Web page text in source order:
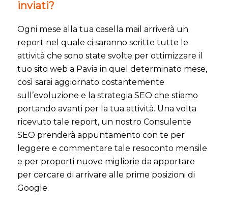
inviati?
Ogni mese alla tua casella mail arriverà un
report nel quale ci saranno scritte tutte le
attività che sono state svolte per ottimizzare il
tuo sito web a Pavia in quel determinato mese,
così sarai aggiornato costantemente
sull’evoluzione e la strategia SEO che stiamo
portando avanti per la tua attività. Una volta
ricevuto tale report, un nostro Consulente
SEO prenderà appuntamento con te per
leggere e commentare tale resoconto mensile
e per proporti nuove migliorie da apportare
per cercare di arrivare alle prime posizioni di
Google.